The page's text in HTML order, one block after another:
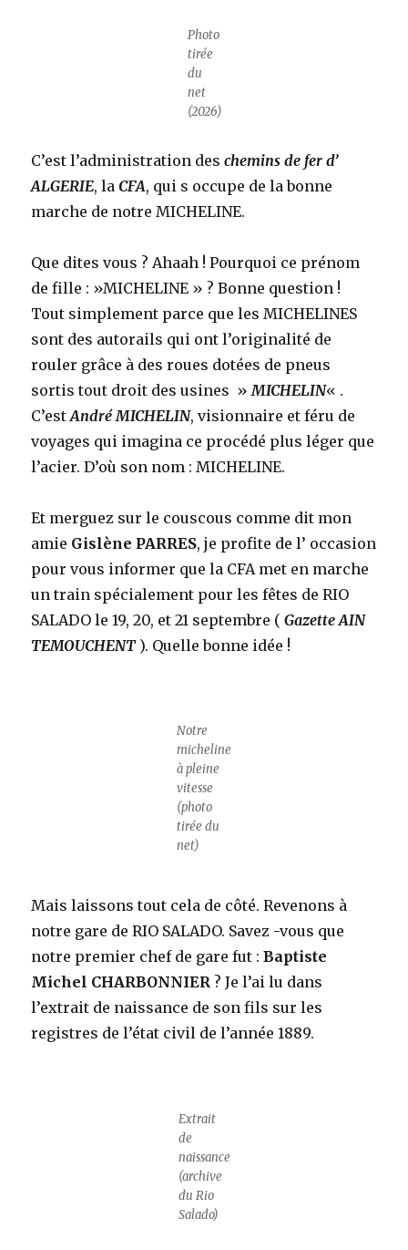
Photo
tirée
du
net
(2026)
C’est l’administration deschemins de fer d’
ALGERIE, la CFA, qui s occupe de la bonne
marche de notre MICHELINE.
Que dites vous ? Ahaah ! Pourquoi ce prénom
de fille : »MICHELINE » ? Bonne question !
Tout simplement parce que les MICHELINES
sont des autorails qui ont l’originalité de
rouler grâce à des roues dotées de pneus
sortis tout droit des usines »MICHELIN« .
C’estAndré MICHELIN, visionnaire et féru de
voyages qui imagina ce procédé plus léger que
l’acier. D’où son nom : MICHELINE.
Et merguez sur le couscous comme dit mon
amie Gislène PARRES, je profite de l’ occasion
pour vous informer que la CFA met en marche
un train spécialement pour les fêtes de RIO
SALADO le 19, 20, et 21 septembre (Gazette AIN
TEMOUCHENT). Quelle bonne idée !
Notre
micheline
à pleine
vitesse
(photo
tirée du
net)
Mais laissons tout cela de côté. Revenons à
notre gare de RIO SALADO. Savez -vous que
notre premier chef de gare fut : Baptiste
Michel CHARBONNIER ? Je l’ai lu dans
l’extrait de naissance de son fils sur les
registres de l’état civil de l’année 1889.
Extrait
de
naissance
(archive
du Rio
Salado)